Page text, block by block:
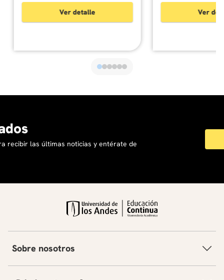
Ver detalle Ver
recibir las últimas noticias y entérate de
Sobre nosotros